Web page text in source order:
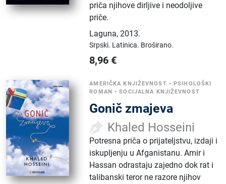
priča njihove dirljive i neodoljive
priče.
Laguna,2013.
Srpski. Latinica. Broširano.
8,96 €
AMERIČKA KNJIŽEVNOST •PSIHOLOŠKI
ROMAN •SOCIJALNA KNJIŽEVNOST
Gonič zmajeva
Khaled Hosseini
Potresna priča o prijateljstvu, izdaji i
iskupljenju u Afganistanu. Amir i
Hassan odrastaju zajedno dok rat i
talibanski teror ne razore njihov